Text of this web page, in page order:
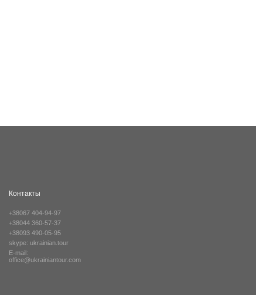
Контакты
+38067 404-94-97
+38044 360-57-37
+38093 490-05-95
skype: ukrainian.tour
E-mail:
office@ukrainiantour.com